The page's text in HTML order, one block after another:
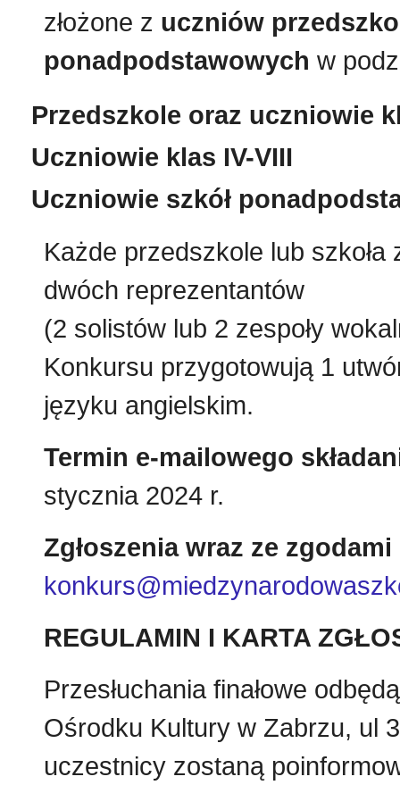
złożone z uczniów
ponadpodstawowych w
Przedszkole oraz uczniowie
Uczniowie klas IV-VIII
Uczniowie szkół
Każde przedszkole lub
dwóch reprezentantów
(2 solistów lub 2 zespoły
Konkursu przygotowują 1
języku angielskim.
Termin e-mailowego
stycznia 2024 r.
Zgłoszenia wraz ze
REGULAMIN I KARTA
Przesłuchania finałowe
Ośrodku Kultury w Zabrzu, ul
uczestnicy zostaną